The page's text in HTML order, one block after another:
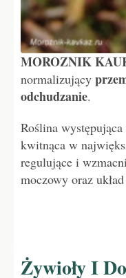
MOROZNIK
normalizujący
odchudzanie.
Roślina
kwitnąca w
regulujące i
moczowy oraz
Żywioły I